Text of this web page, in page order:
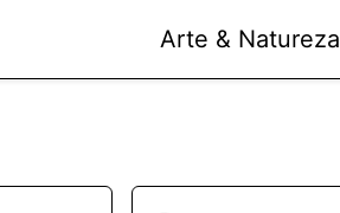
Arte & Natureza